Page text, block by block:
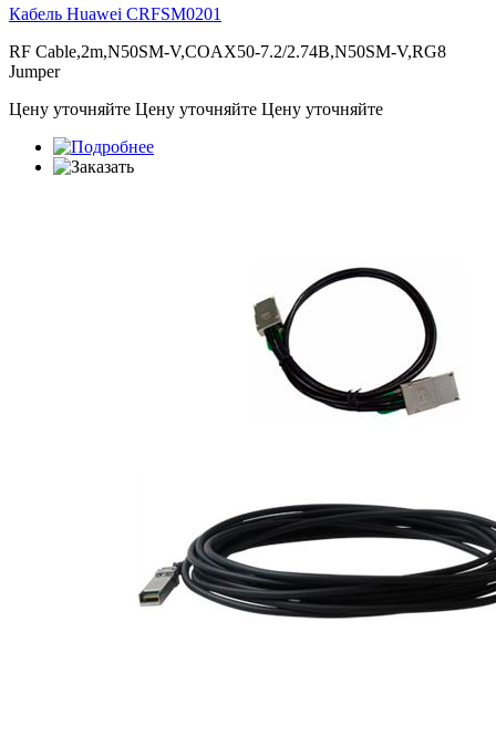
Кабель Huawei CRFSM0201
RF Cable,2m,N50SM-V,COAX50-7.2/2.74B,N50SM-V,RG8
Jumper
Цену уточняйте Цену уточняйте Цену уточняйте